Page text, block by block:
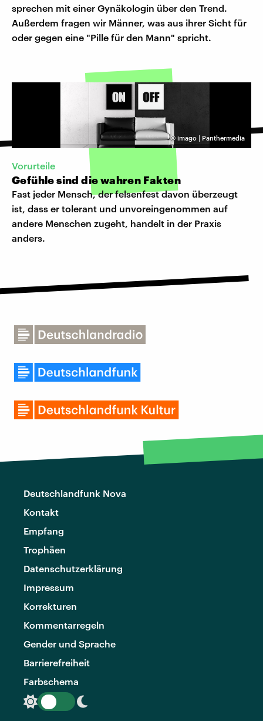
sprechen mit einer Gynäkologin über den Trend.
Außerdem fragen wir Männer, was aus ihrer Sicht für
oder gegen eine "Pille für den Mann" spricht.
© imago | Panthermedia
Vorurteile
Gefühle sind die wahren Fakten
Fast jeder Mensch, der felsenfest davon überzeugt
ist, dass er tolerant und unvoreingenommen auf
andere Menschen zugeht, handelt in der Praxis
anders.
Deutschlandfunk Nova
Kontakt
Empfang
Trophäen
Datenschutzerklärung
Impressum
Korrekturen
Kommentarregeln
Gender und Sprache
Barrierefreiheit
Farbschema